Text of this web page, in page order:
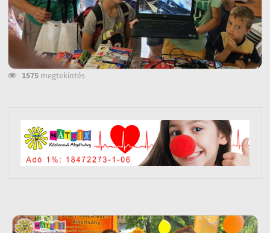
1575megtekintés